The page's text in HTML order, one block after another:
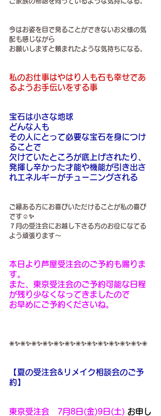
今はお姿を目で見ることができないお父様の気
配も感じながら
お願いしますと頼まれたような気持ちになる。
私のお仕事はやはり人も石も幸せであ
るようお手伝いをする事
宝石は小さな地球
どんな人も
その人にとって必要な宝石を身につけ
ることで
欠けていたところが底上げされたり、
発揮し辛かった才能や機能が引き出さ
れエネルギーがチューニングされる
ご縁ある方にお喜びいただけることが私の喜び
です☺️✨
７月の受注会にお越し下さる方のお役になてる
よう頑張ります〜
本日より芦屋受注会のご予約も賜りま
す。
また、東京受注会のご予約可能な日程
が残り少なくなってきましたので
お早めにご予約くださいね。
✳️✨✳️✨✳️✨✳️✨✳️✨✳️✨✳️✨✳️✨✳️✨✳️✨✳️✨✳️✨✳️
【夏の受注会&リメイク相談会のご予
約】
東京受注会 7月8日(金)9日(土) お申し